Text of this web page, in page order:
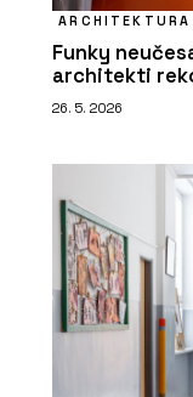
ARCHITEKTURA
Funky
architekti
26. 5. 2026